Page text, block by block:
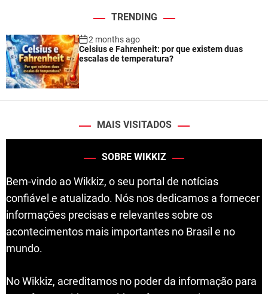
TRENDING
2 months ago
Celsius e Fahrenheit: por que existem duas
escalas de temperatura?
MAIS VISITADOS
SOBRE WIKKIZ
Bem-vindo ao Wikkiz, o seu portal de notícias
confiável e atualizado. Nós nos dedicamos a fornecer
informações precisas e relevantes sobre os
acontecimentos mais importantes no Brasil e no
mundo.
No Wikkiz, acreditamos no poder da informação para